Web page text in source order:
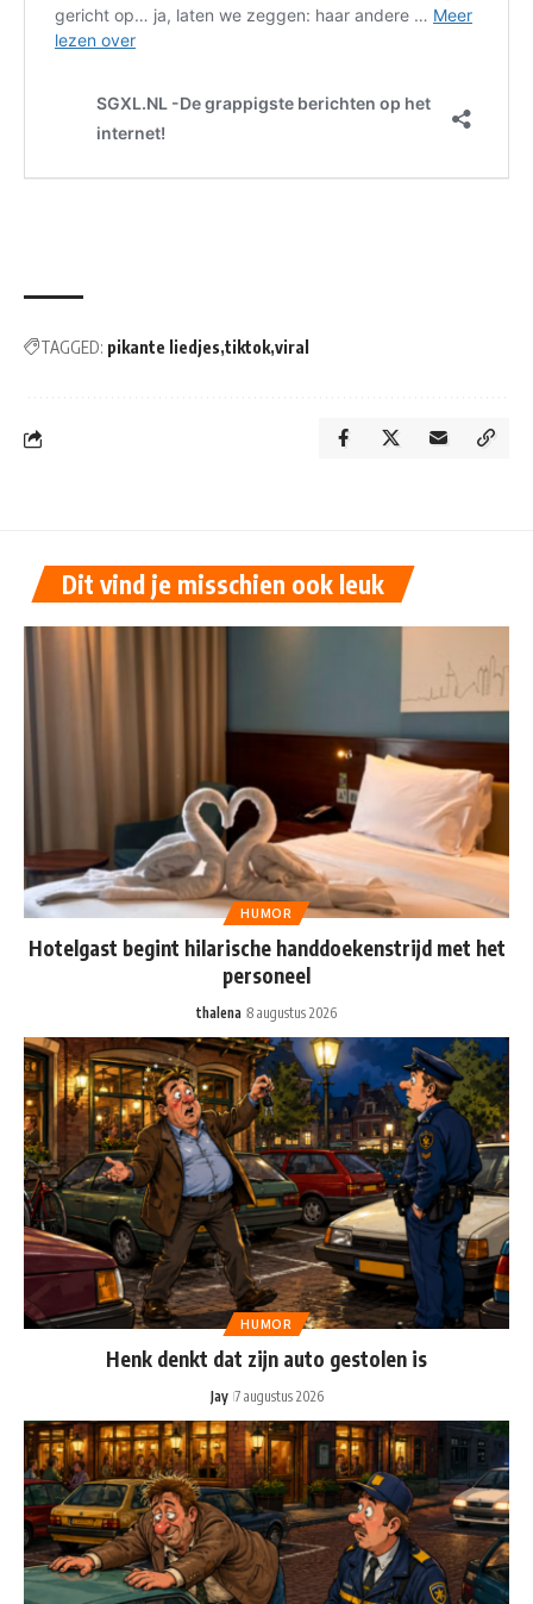
TAGGED: pikante liedjes tiktok viral
Dit vind je misschien ook leuk
HUMOR
Hotelgast begint hilarische handdoekenstrijd met het
personeel
thalena 8 augustus 2026
HUMOR
Henk denkt dat zijn auto gestolen is
Jay 7 augustus 2026